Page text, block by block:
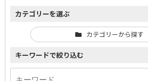
カテゴリーを選ぶ
カテゴリーから探す
キーワードで絞り込む